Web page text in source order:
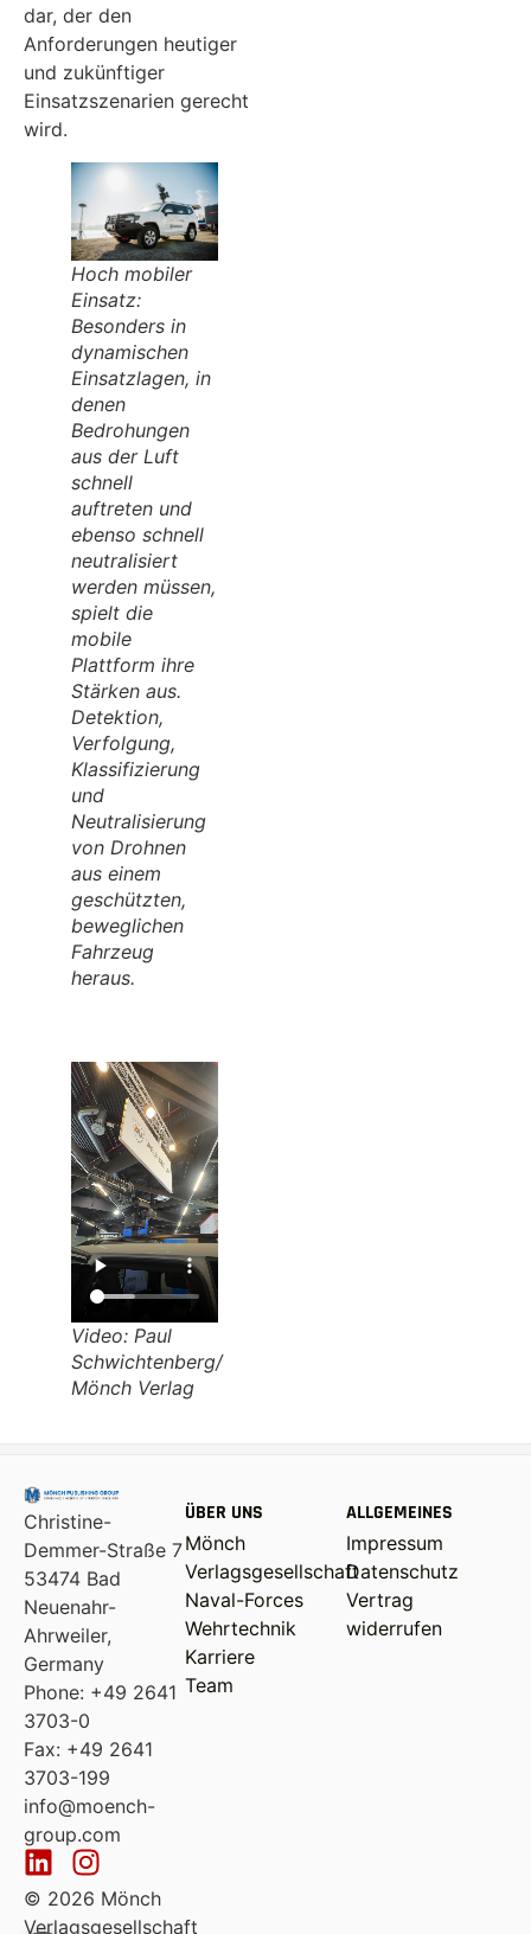
dar, der den
Anforderungen heutiger
und zukünftiger
Einsatzszenarien gerecht
wird.
Hoch mobiler
Einsatz:
Besonders in
dynamischen
Einsatzlagen, in
denen
Bedrohungen
aus der Luft
schnell
auftreten und
ebenso schnell
neutralisiert
werden müssen,
spielt die
mobile
Plattform ihre
Stärken aus.
Detektion,
Verfolgung,
Klassifizierung
und
Neutralisierung
von Drohnen
aus einem
geschützten,
beweglichen
Fahrzeug
heraus.
Video: Paul
Schwichtenberg/
Mönch Verlag
Christine-
Demmer-Straße 7
53474 Bad
Neuenahr-
Ahrweiler,
Germany
Phone: +49 2641
3703-0
Fax: +49 2641
3703-199
info@moench-
group.com
© 2026 Mönch
Verlagsgesellschaft
ÜBER UNS
Mönch
Verlagsgesellschaft
Naval-Forces
Wehrtechnik
Karriere
Team
ALLGEMEINES
Impressum
Datenschutz
Vertrag
widerrufen